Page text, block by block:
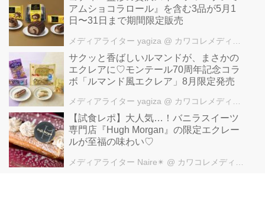
アムショコラロール』を含む3品が5月1
日〜31日まで期間限定販売
メディアライター yagiza @ カワコレメディア編集部
サクッと香ばしいルマンドが、まさかの
エクレアに♡モンテール70周年記念コラ
ボ「ルマンド風エクレア」8月限定発売
メディアライター yagiza @ カワコレメディア編集部
【試食レポ】大人気…！バニラスイーツ
専門店『Hugh Morgan』の限定エクレー
ルが至福の味わい♡
メディアライター Naire✴︎ @ カワコレメディア編集部